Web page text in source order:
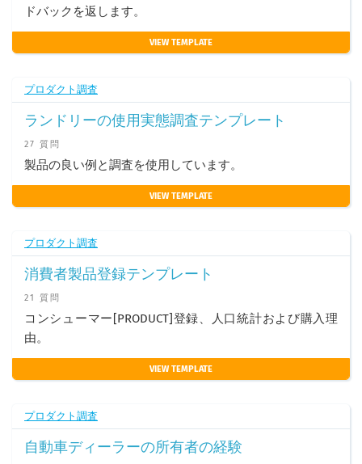
ドバックを返します。
VIEW TEMPLATE
プロダクト調査
ランドリーの使用実態調査テンプレート
27 質問
製品の良い例と調査を使用しています。
VIEW TEMPLATE
プロダクト調査
消費者製品登録テンプレート
21 質問
コンシューマー[PRODUCT]登録、人口統計および購入理
由。
VIEW TEMPLATE
プロダクト調査
自動車ディーラーの所有者の経験